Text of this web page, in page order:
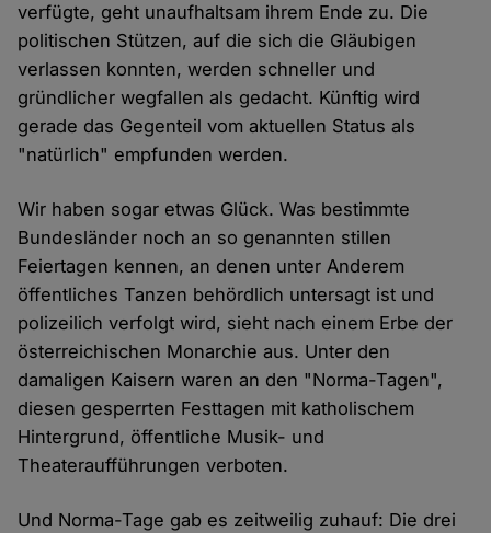
verfügte, geht unaufhaltsam ihrem Ende zu. Die
politischen Stützen, auf die sich die Gläubigen
verlassen konnten, werden schneller und
gründlicher wegfallen als gedacht. Künftig wird
gerade das Gegenteil vom aktuellen Status als
"natürlich" empfunden werden.
Wir haben sogar etwas Glück. Was bestimmte
Bundesländer noch an so genannten stillen
Feiertagen kennen, an denen unter Anderem
öffentliches Tanzen behördlich untersagt ist und
polizeilich verfolgt wird, sieht nach einem Erbe der
österreichischen Monarchie aus. Unter den
damaligen Kaisern waren an den "Norma-Tagen",
diesen gesperrten Festtagen mit katholischem
Hintergrund, öffentliche Musik- und
Theateraufführungen verboten.
Und Norma-Tage gab es zeitweilig zuhauf: Die drei